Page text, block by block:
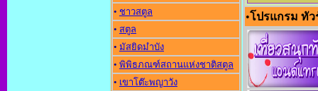
• ชาวสตูล
• สตูล
• มัสยิดมำบัง
• พิพิธภณฑ์สถานแห่งชาติสตูล
• เขาโต๊ะพญาวัง
•โปรแกรม ทัว